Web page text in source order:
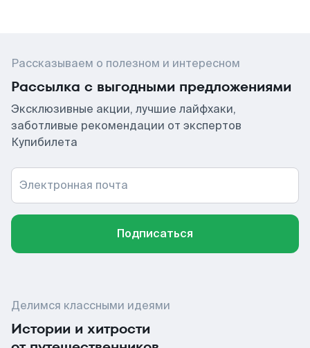
Рассказываем о полезном и интересном
Рассылка с выгодными предложениями
Эксклюзивные акции, лучшие лайфхаки,
заботливые рекомендации от экспертов
Купибилета
Электронная почта
Подписаться
Делимся классными идеями
Истории и хитрости